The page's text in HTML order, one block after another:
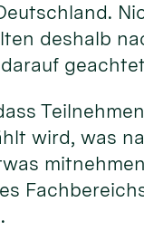
deshalb
wird, was